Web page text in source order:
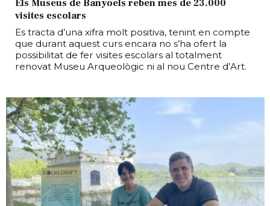
Els Museus de Banyoels reben més de 23.000
visites escolars
Es tracta d’una xifra molt positiva, tenint en compte
que durant aquest curs encara no s’ha ofert la
possibilitat de fer visites escolars al totalment
renovat Museu Arqueològic ni al nou Centre d’Art.